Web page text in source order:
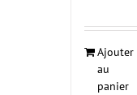
Ajouter
au
panier